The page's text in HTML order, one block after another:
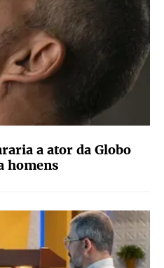
a ator da Globo
homens